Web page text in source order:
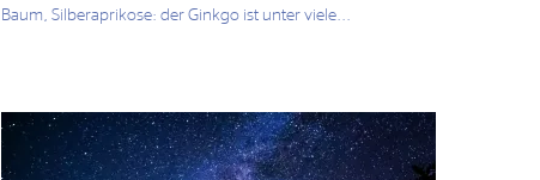
Baum, Silberaprikose: der Ginkgo ist unter viele...